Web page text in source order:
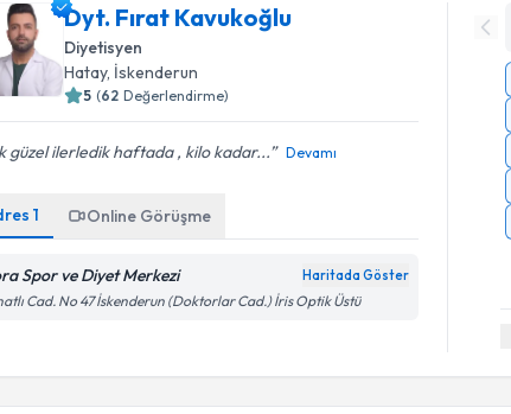
Dyt. Fırat Kavukoğlu
Diyetisyen
Hatay, İskenderun
5 (62 Değerlendirme)
güzel ilerledik haftada , kilo kadar... Devamı
1 Online Görüşme
Spor ve Diyet Merkezi Haritada Göster
Cad. No 47 İskenderun (Doktorlar Cad.) İris Optik Üstü